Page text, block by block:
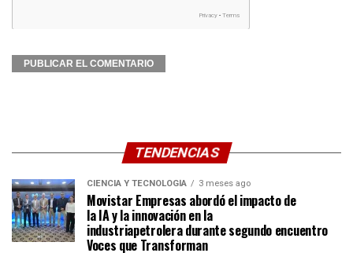
TENDENCIAS
CIENCIA Y TECNOLOGÍA 3 meses ago
Movistar Empresas abordó el impacto de
la IA y la innovación en la
industriapetrolera durante segundo encuentro
Voces que Transforman